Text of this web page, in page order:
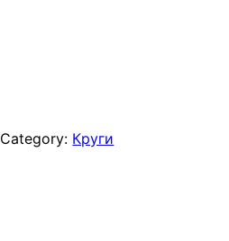
Category: Круги